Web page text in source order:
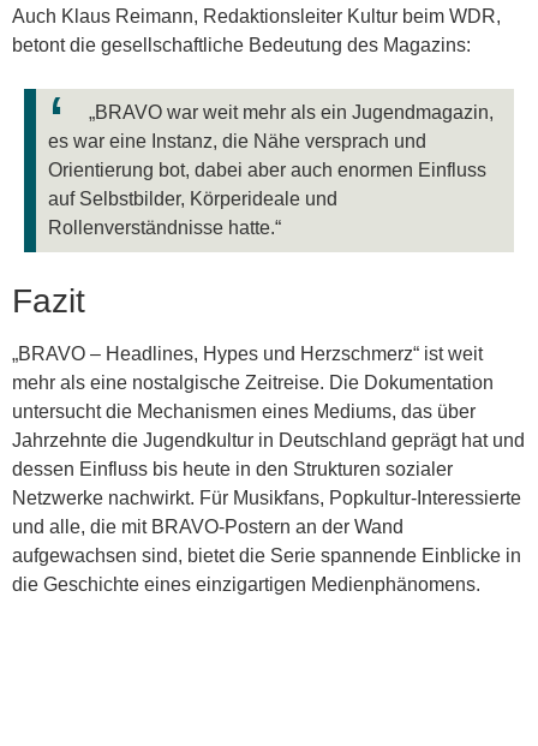
Auch Klaus Reimann, Redaktionsleiter Kultur beim WDR,
betont die gesellschaftliche Bedeutung des Magazins:
„BRAVO war weit mehr als ein Jugendmagazin,
es war eine Instanz, die Nähe versprach und
Orientierung bot, dabei aber auch enormen Einfluss
auf Selbstbilder, Körperideale und
Rollenverständnisse hatte.“
Fazit
„BRAVO – Headlines, Hypes und Herzschmerz“ ist weit
mehr als eine nostalgische Zeitreise. Die Dokumentation
untersucht die Mechanismen eines Mediums, das über
Jahrzehnte die Jugendkultur in Deutschland geprägt hat und
dessen Einfluss bis heute in den Strukturen sozialer
Netzwerke nachwirkt. Für Musikfans, Popkultur-Interessierte
und alle, die mit BRAVO-Postern an der Wand
aufgewachsen sind, bietet die Serie spannende Einblicke in
die Geschichte eines einzigartigen Medienphänomens.